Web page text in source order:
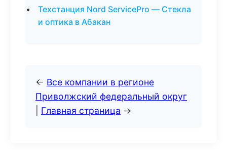
Техстанция Nord ServicePro — Стекла
и оптика в Абакан
← Все компании в регионе
Приволжский федеральный округ
Главная страница →